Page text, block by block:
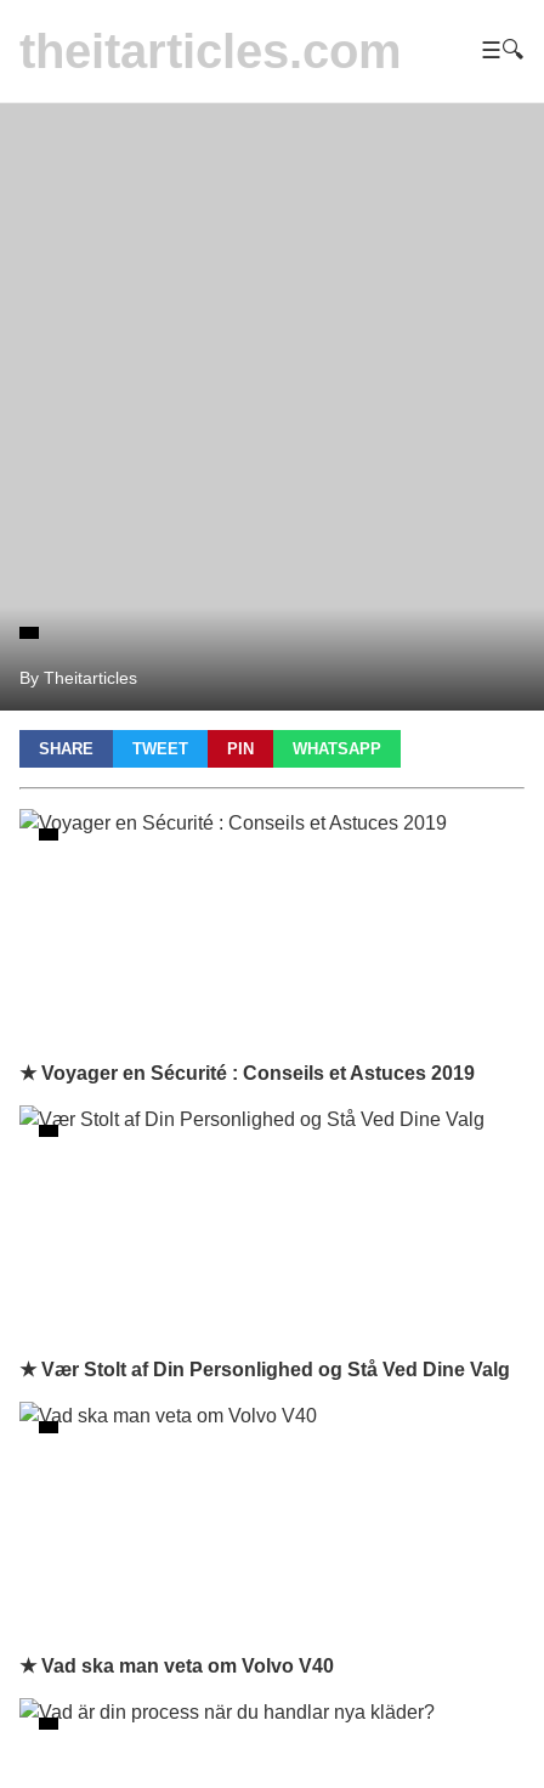
theitarticles.com ☰🔍
By Theitarticles
SHARE TWEET PIN WHATSAPP
★ Voyager en Sécurité : Conseils et Astuces 2019
★ Vær Stolt af Din Personlighed og Stå Ved Dine Valg
★ Vad ska man veta om Volvo V40